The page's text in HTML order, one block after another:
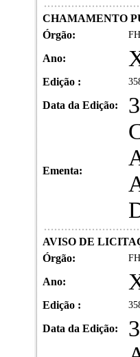
CHAMAMENTO
Órgão:
Ano:
Edição :
Data da Edição:
Ementa:
AVISO DE
Órgão:
Ano:
Edição :
Data da Edição: